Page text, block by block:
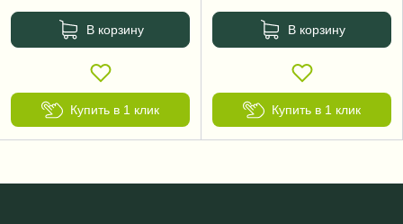
В корзину
Купить в 1 клик
В корзину
Купить в 1 клик